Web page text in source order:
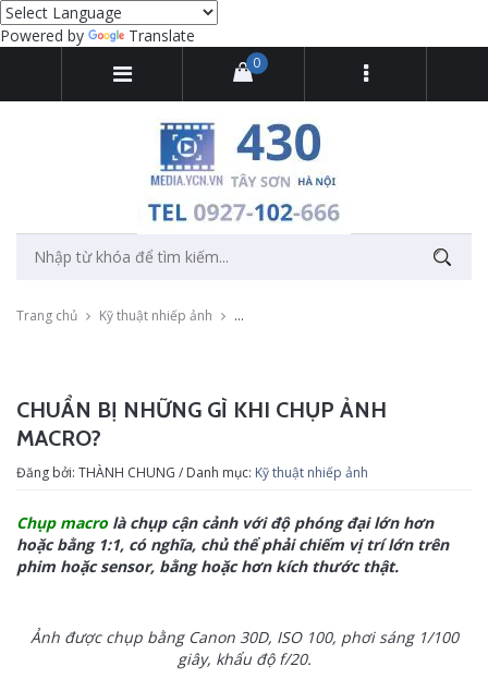
Powered by Translate
0
Trang chủ Kỹ thuật nhiếp ảnh Chuẩn bị những gì khi chụp ảnh macro?
CHUẨN BỊ NHỮNG GÌ KHI CHỤP ẢNH
MACRO?
Đăng bởi: THÀNH CHUNG / Danh mục: Kỹ thuật nhiếp ảnh
Chụp macrolà chụp cận cảnh với độ phóng đại lớn hơn
hoặc bằng 1:1, có nghĩa, chủ thể phải chiếm vị trí lớn trên
phim hoặc sensor, bằng hoặc hơn kích thước thật.
Ảnh được chụp bằng Canon 30D, ISO 100, phơi sáng 1/100
giây, khẩu độ f/20.